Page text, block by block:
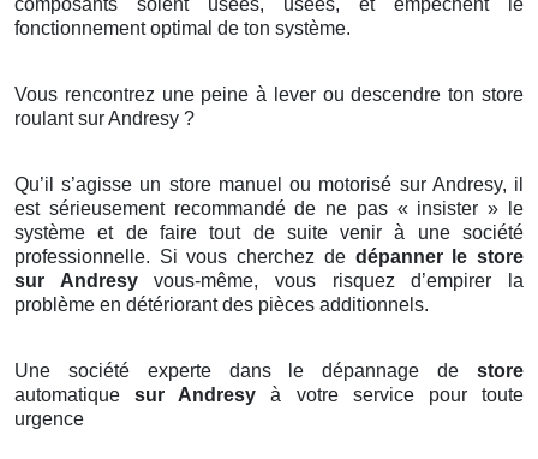
composants soient usées, usées, et empêchent le
fonctionnement optimal de ton système.
Vous rencontrez une peine à lever ou descendre ton store
roulant sur Andresy ?
Qu’il s’agisse un store manuel ou motorisé sur Andresy, il
est sérieusement recommandé de ne pas « insister » le
système et de faire tout de suite venir à une société
professionnelle. Si vous cherchez de dépanner le store
sur Andresyvous-même, vous risquez d’empirer la
problème en détériorant des pièces additionnels.
Une société experte dans le dépannage de store
automatiquesur Andresy à votre service pour toute
urgence